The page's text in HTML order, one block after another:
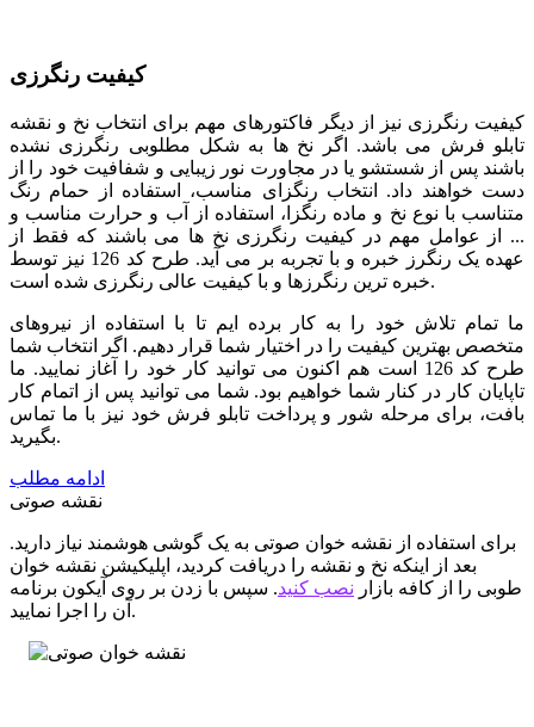
کیفیت رنگرزی
کیفیت رنگرزی نیز از دیگر فاکتورهای مهم برای انتخاب نخ و نقشه
تابلو فرش می باشد. اگر نخ ها به شکل مطلوبی رنگرزی نشده
باشند پس از شستشو یا در مجاورت نور زیبایی و شفافیت خود را از
دست خواهند داد. انتخاب رنگزای مناسب، استفاده از حمام رنگ
متناسب با نوع نخ و ماده رنگزا، استفاده از آب و حرارت مناسب و
... از عوامل مهم در کیفیت رنگرزی نخ ها می باشند که فقط از
عهده یک رنگرز خبره و با تجربه بر می آید. طرح کد 126 نیز توسط
خبره ترین رنگرزها و با کیفیت عالی رنگرزی شده است.
ما تمام تلاش خود را به کار برده ایم تا با استفاده از نیروهای
متخصص بهترین کیفیت را در اختیار شما قرار دهیم. اگر انتخاب شما
طرح کد 126 است هم اکنون می توانید کار خود را آغاز نمایید. ما
تاپایان کار در کنار شما خواهیم بود. شما می توانید پس از اتمام کار
بافت، برای مرحله شور و پرداخت تابلو فرش خود نیز با ما تماس
بگیرید.
ادامه مطلب
نقشه صوتی
برای استفاده از نقشه خوان صوتی به یک گوشی هوشمند نیاز دارید.
بعد از اینکه نخ و نقشه را دریافت کردید، اپلیکیشن نقشه خوان
طوبی را از کافه بازار نصب کنید. سپس با زدن بر روی آیکون برنامه
آن را اجرا نمایید.